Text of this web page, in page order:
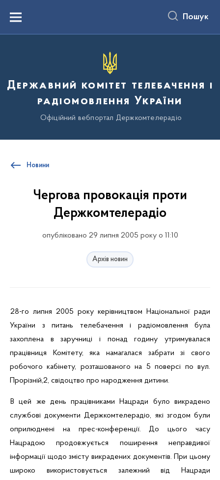
вмістуMenu Пошук
Державний комітет телебачення і
радіомовлення України
Офіційний вебпортал Держкомтелерадіо
Новини
Чергова провокація проти
Держкомтелерадіо
опубліковано 29 липня 2005 року о 11:10
Архів новин
28-го липня 2005 року керівництвом Національної ради
України з питань телебачення і радіомовлення була
захоплена в заручниці і понад годину утримувалася
працівниця Комітету, яка намагалася забрати зі свого
робочого кабінету, розташованого на 5 поверсі по вул.
Прорізній,2, свідоцтво про народження дитини.
В цей же день працівниками Нацради було викрадено
службові документиДержкомтелерадіо, які згодом були
оприлюднені на прес-конференції.
До цього часу
Нацрадою продовжується поширення неправдивої
інформації щодо змісту викрадених документів. При цьому
широко використовується залежний від
Нацради